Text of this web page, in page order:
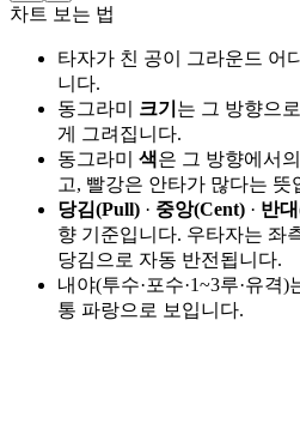
차트 보는 법
타자가 친 공이 그라운드 어
니다.
동그라미 크기 는 그 방향으
게 그려집니다.
동그라미 색은 그 방향에서의
고, 빨강은 안타가 많다는 뜻
당김(Pull) · 중앙(Cent) · 반
향 기준입니다. 우타자는 좌
당김으로 자동 반전됩니다.
내야(투수·포수·1~3루·유격
통 파랑으로 보입니다.